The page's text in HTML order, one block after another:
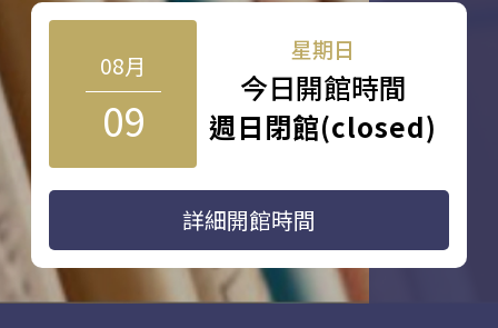
08月
09
星期日
今日開館時間
週日閉館(closed)
詳細開館時間